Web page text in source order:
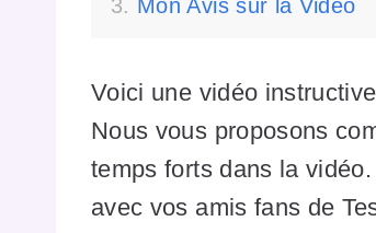
Mon Avis sur la Vidéo
Voici une vidéo
Nous vous proposons
temps forts dans la
avec vos amis fans de